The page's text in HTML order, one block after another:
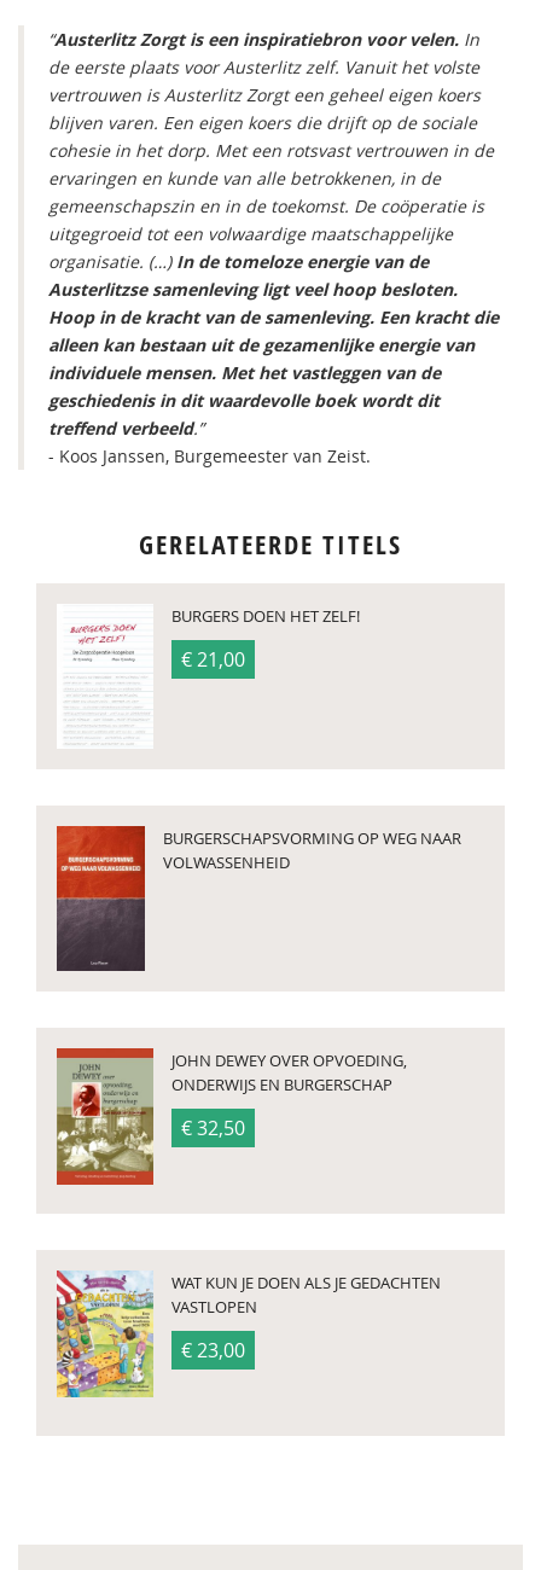
“Austerlitz Zorgt is een inspiratiebron voor velen. In
de eerste plaats voor Austerlitz zelf. Vanuit het volste
vertrouwen is Austerlitz Zorgt een geheel eigen koers
blijven varen. Een eigen koers die drijft op de sociale
cohesie in het dorp. Met een rotsvast vertrouwen in de
ervaringen en kunde van alle betrokkenen, in de
gemeenschapszin en in de toekomst. De coöperatie is
uitgegroeid tot een volwaardige maatschappelijke
organisatie. (…)In de tomeloze energie van de
Austerlitzse samenleving ligt veel hoop besloten.
Hoop in de kracht van de samenleving. Een kracht die
alleen kan bestaan uit de gezamenlijke energie van
individuele mensen. Met het vastleggen van de
geschiedenis in dit waardevolle boek wordt dit
treffend verbeeld.”
- Koos Janssen, Burgemeester van Zeist.
GERELATEERDE TITELS
BURGERS DOEN HET ZELF!
€ 21,00
BURGERSCHAPSVORMING OP WEG NAAR
VOLWASSENHEID
JOHN DEWEY OVER OPVOEDING,
ONDERWIJS EN BURGERSCHAP
€ 32,50
WAT KUN JE DOEN ALS JE GEDACHTEN
VASTLOPEN
€ 23,00